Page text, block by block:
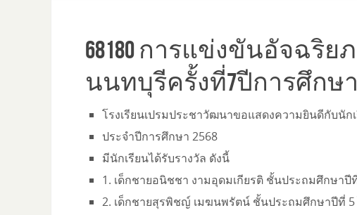
68180 การแข่งขันอัจฉริ
นนทบุรีครั้งที่7ปีการศึกษา
โรงเรียนเปรมประชาวัฒนาขอแสดงความยินดีกับนั
ประจำปีการศึกษา 2568
มีนักเรียนได้รับรางวัล ดังนี้
1. เด็กชายอนิชชา งามอุดมเกียรติ ชั้นประถมศึกษา
2. เด็กชายสุรพิชญ์ เมฆนพรัตน์ ชั้นประถมศึกษาปีที่ 5